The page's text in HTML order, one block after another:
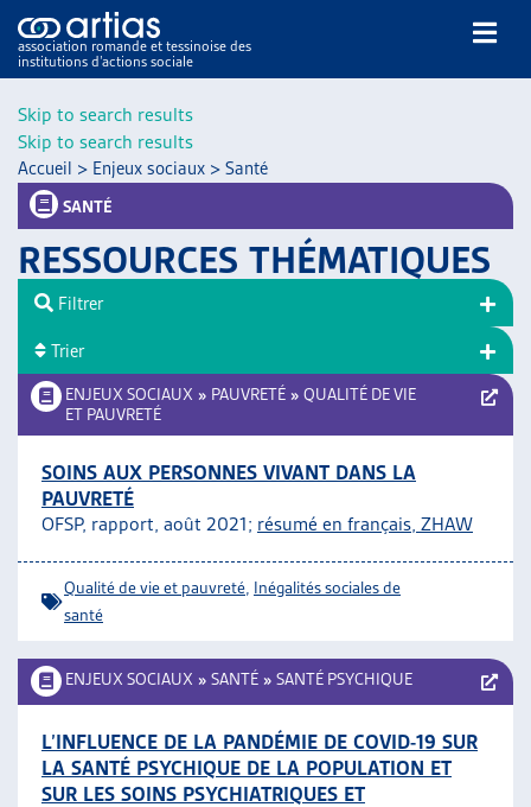
Skip to search results
Skip to search results
association romande et tessinoise des
institutions d’actions sociale
NOS PUBLICATIONS
DOSSIERS DU MOIS
VEILLE
RESSOURCES
GUIDE SOCIAL ROMAND
AUTRES
L’ASSOCIATION
PROJETS ET ACTIVITÉS
Accueil > Enjeux sociaux > Santé
SANTÉ
RESSOURCES THÉMATIQUES
ENJEUX SOCIAUX » PAUVRETÉ » QUALITÉ DE VIE
ET PAUVRETÉ
SOINS AUX PERSONNES VIVANT DANS LA
PAUVRETÉ
OFSP, rapport, août 2021; résumé en français, ZHAW
Qualité de vie et pauvreté Inégalités sociales de
santé
ENJEUX SOCIAUX » SANTÉ » SANTÉ PSYCHIQUE
L’INFLUENCE DE LA PANDÉMIE DE COVID-19 SUR
LA SANTÉ PSYCHIQUE DE LA POPULATION ET
SUR LES SOINS PSYCHIATRIQUES ET
Filtrer
Trier